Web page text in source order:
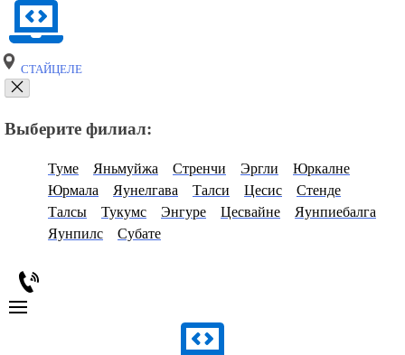
СТАЙЦЕЛЕ
Выберите филиал:
Туме Яньмуйжа Стренчи Эргли
Юркалне
Юрмала
Яунелгава Талси Цесис
Стенде
Талсы
Тукумс Энгуре Цесвайне
Яунпиебалга
Яунпилс
Субате